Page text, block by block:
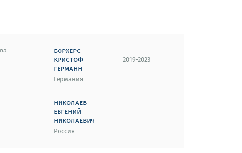
борхерс
кристоф
германн
Германия
николаев
евгений
николаевич
Россия
2019-2023